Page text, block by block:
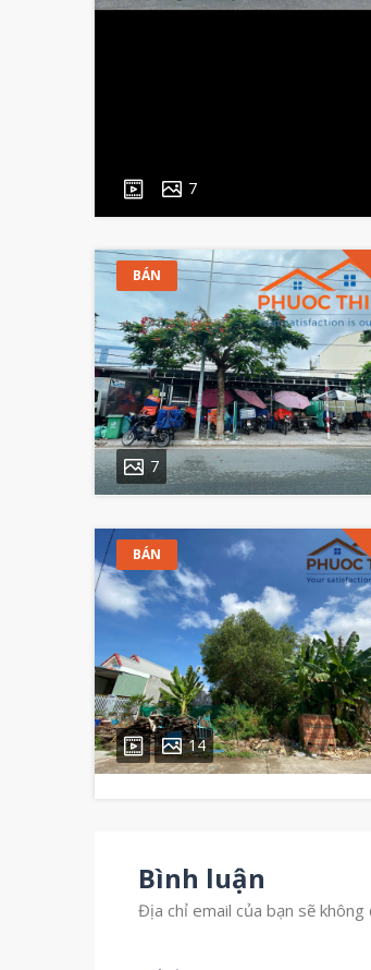
7
BÁN
7
BÁN
14
Bình luận
Địa chỉ email của bạn sẽ không